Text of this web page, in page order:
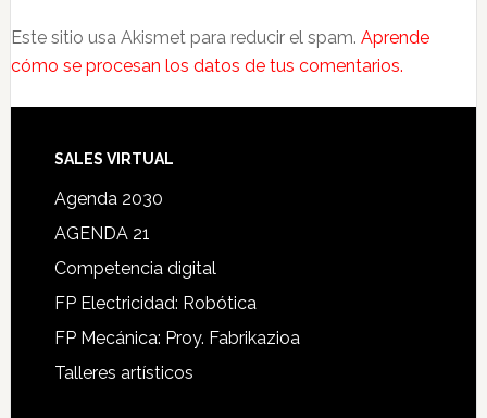
Este sitio usa Akismet para reducir el spam. Aprende
cómo se procesan los datos de tus comentarios.
SALES VIRTUAL
Agenda 2030
AGENDA 21
Competencia digital
FP Electricidad: Robótica
FP Mecánica: Proy. Fabrikazioa
Talleres artísticos